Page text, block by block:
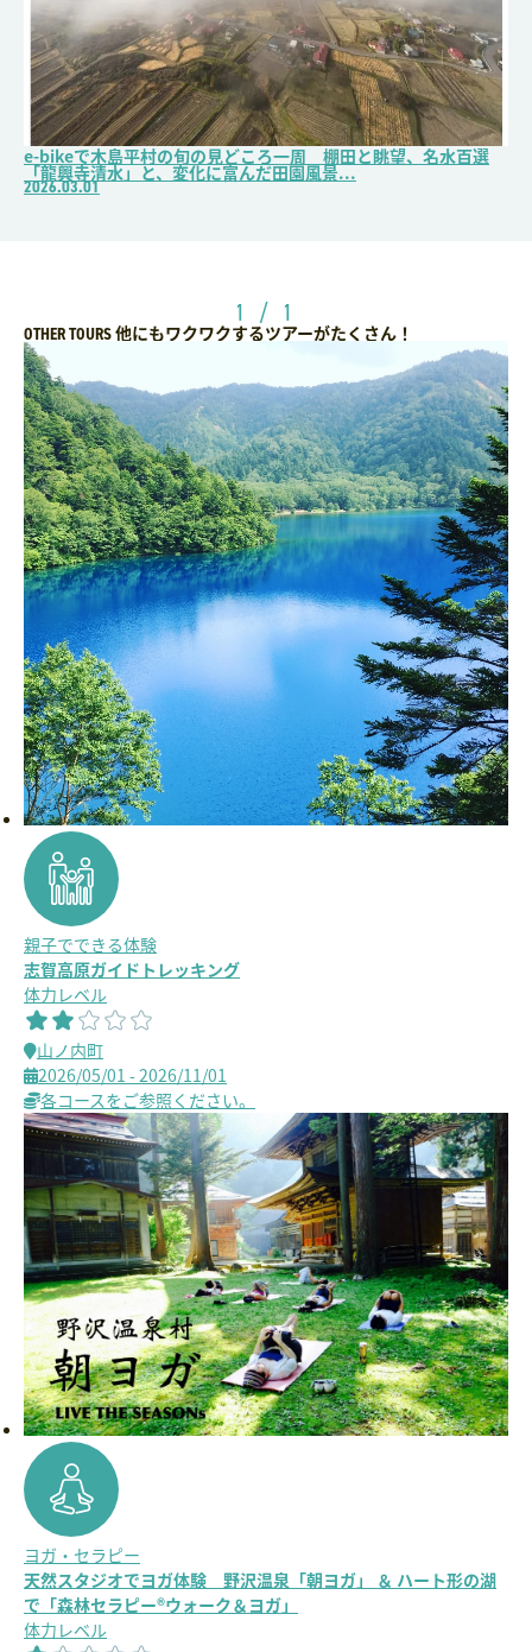
e-bikeで木島平村の旬の見どころ一周 棚田と眺望、名水百選
「龍興寺清水」と、変化に富んだ田園風景...
2026.03.01
1 / 1
OTHER TOURS他にもワクワクするツアーがたくさん！
親子でできる体験
志賀高原ガイドトレッキング
体力レベル
山ノ内町
2026/05/01 - 2026/11/01
各コースをご参照ください。
ヨガ・セラピー
天然スタジオでヨガ体験 野沢温泉「朝ヨガ」 ＆ ハート形の湖
で「森林セラピー®ウォーク＆ヨガ」
体力レベル